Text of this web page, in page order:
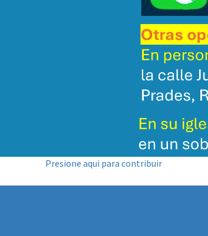
Presione aqui para contribuir